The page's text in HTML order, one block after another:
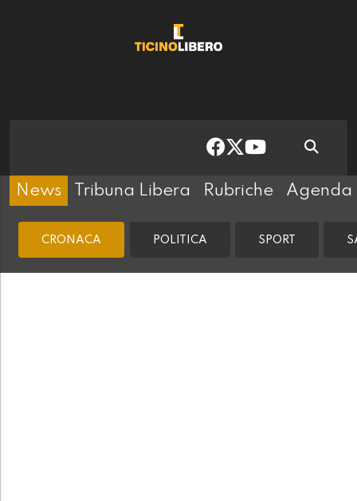
News Tribuna Libera Rubriche Agenda
CRONACA POLITICA SPORT